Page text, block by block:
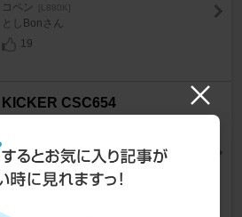
コペン
としBonさん
19
KICKER CSC654
G-T2さん
34